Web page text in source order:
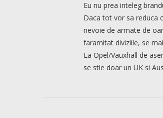
Eu nu prea inteleg
Daca tot vor sa reduca
nevoie de armate de
faramitat diviziile, se
La Opel/Vauxhall de
se stie doar un UK si